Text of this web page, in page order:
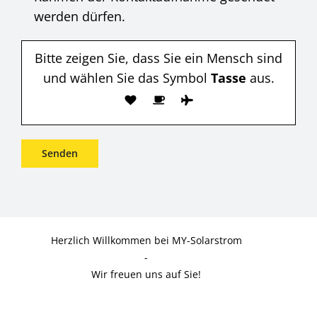
werden dürfen.
Bitte zeigen Sie, dass Sie ein Mensch sind
und wählen Sie das Symbol Tasse aus.
Herzlich Willkommen bei MY-Solarstrom
-
Wir freuen uns auf Sie!